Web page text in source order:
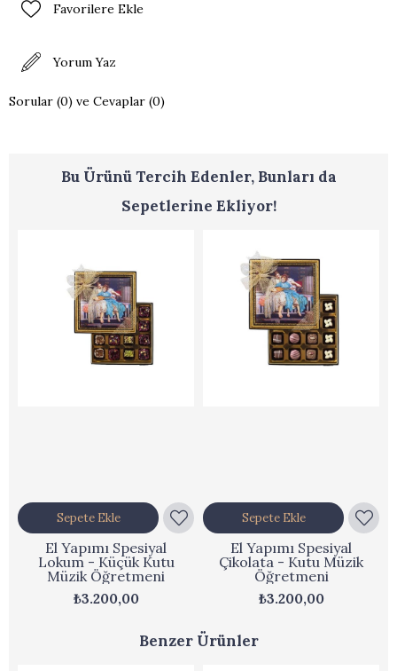
Favorilere Ekle
Yorum Yaz
Sorular (0) ve Cevaplar (0)
Bu Ürünü Tercih Edenler, Bunları da
Sepetlerine Ekliyor!
El Yapımı Spesiyal
Lokum - Küçük Kutu
Müzik Öğretmeni
₺3.200,00
Sepete Ekle
El Yapımı Spesiyal
Çikolata - Kutu Müzik
Öğretmeni
₺3.200,00
Sepete Ekle
Benzer Ürünler